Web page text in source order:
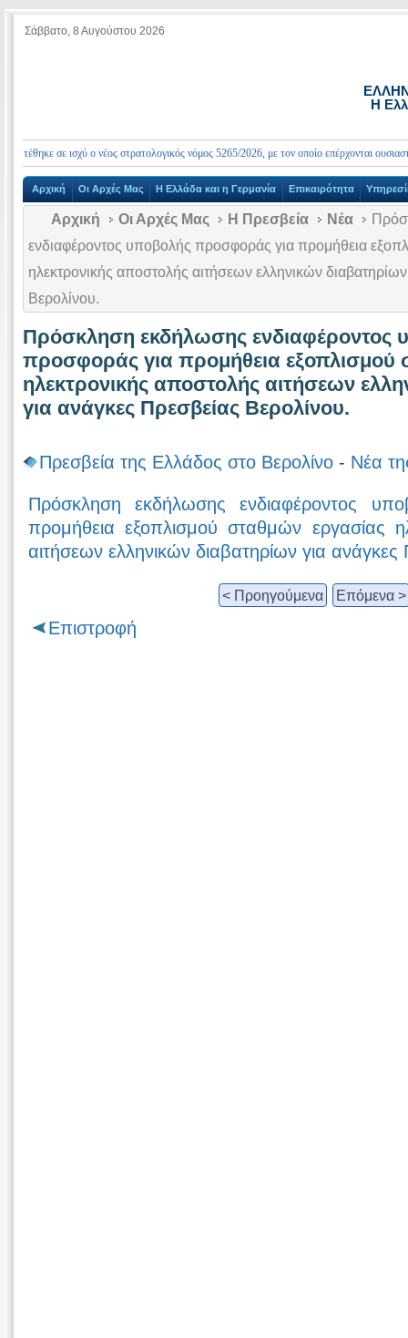
Σάββατο, 8 Αυγούστου 2026
Η
σε ισχύ ο νέος στρατολογικός νόμος 5265/2026, με τον οποίο επέρχονται
Αρχική Οι Αρχές Μας Η Ελλάδα και η Γερμανία Επικαιρότητα
Αρχική Οι Αρχές Μας Η Πρεσβεία Νέα
ενδιαφέροντος υποβολής προσφοράς για προμήθεια
ηλεκτρονικής αποστολής αιτήσεων ελληνικών
Βερολίνου.
Πρόσκληση εκδήλωσης ενδιαφέροντος
προσφοράς για προμήθεια εξοπλισμού
ηλεκτρονικής αποστολής αιτήσεων
για ανάγκες Πρεσβείας Βερολίνου.
Πρεσβεία της Ελλάδος στο Βερολίνο - Νέα
Πρόσκληση εκδήλωσης ενδιαφέροντος
προμήθεια εξοπλισμού σταθμών εργασίας
αιτήσεων ελληνικών διαβατηρίων για ανάγκες
< Προηγούμενα Επόμενα >
Επιστροφή